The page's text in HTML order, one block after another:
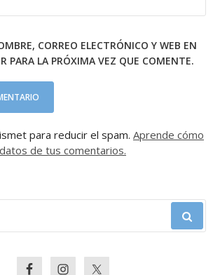
CORREO ELECTRÓNICO Y WEB EN
PARA LA PRÓXIMA VEZ QUE COMENTE.
para reducir el spam. Aprende cómo
de tus comentarios.